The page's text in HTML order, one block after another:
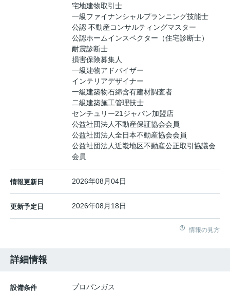
宅地建物取引士
一級ファイナンシャルプランニング技能士
公認 不動産コンサルティングマスター
公認ホームインスペクター（住宅診断士）
耐震診断士
損害保険募集人
一級建物アドバイザー
インテリアデザイナー
一級建築物石綿含有建材調査者
二級建築施工管理技士
センチュリー21ジャパン加盟店
公益社団法人不動産保証協会会員
公益社団法人全日本不動産協会会員
公益社団法人近畿地区不動産公正取引協議会
会員
情報更新日 2026年08月04日
更新予定日 2026年08月18日
情報の見方
詳細情報
設備条件
プロパンガス